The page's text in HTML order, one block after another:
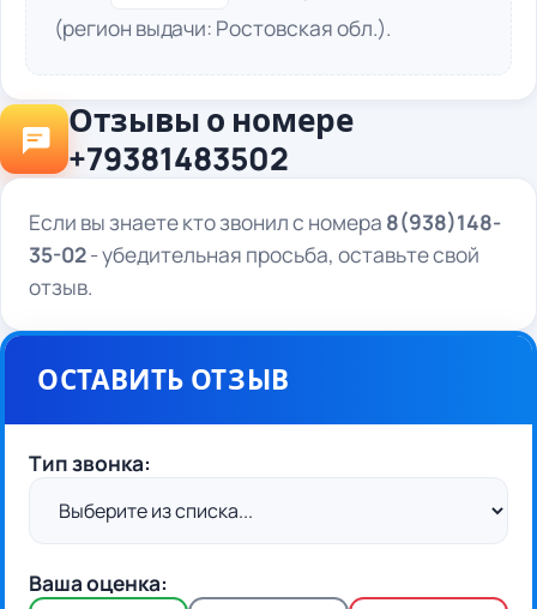
(регион выдачи: Ростовская обл.).
Отзывы о номере
+79381483502
Если вы знаете кто звонил с номера 8(938)148-
35-02- убедительная просьба, оставьте свой
отзыв.
ОСТАВИТЬ ОТЗЫВ
Тип звонка:
Ваша оценка: